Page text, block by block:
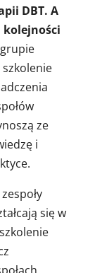
DBT. A
kolejności
ze
i
się w